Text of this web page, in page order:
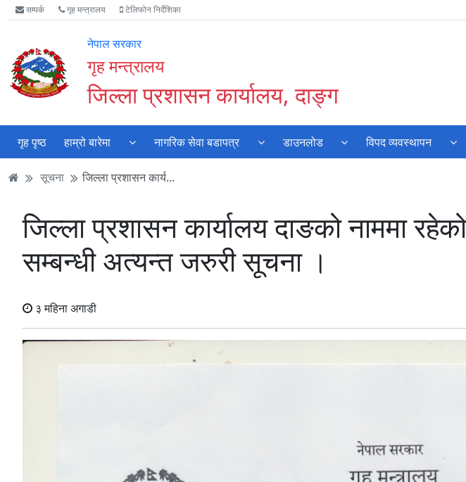
Accessibility
Mode
गर्नुहोस्
मुख्य
सामाग्री
मुख्य
नेभिगेसन
वेबसाइट
खोजमा
सम्पर्क गृह मन्त्रालय टेलिफोन निर्देशिका
नेपाल सरकार
गृह मन्त्रालय
जिल्ला प्रशासन कार्यालय, दाङ्ग
गृह पृष्ठ हाम्रो बारेमा नागरिक सेवा बडापत्र डाउनलोड विपद व्यवस्थापन
सूचना जिल्ला प्रशासन कार्य...
जिल्ला प्रशासन कार्यालय दाङको नाममा
सम्बन्धी अत्यन्त जरुरी सूचना ।
३ महिना अगाडी